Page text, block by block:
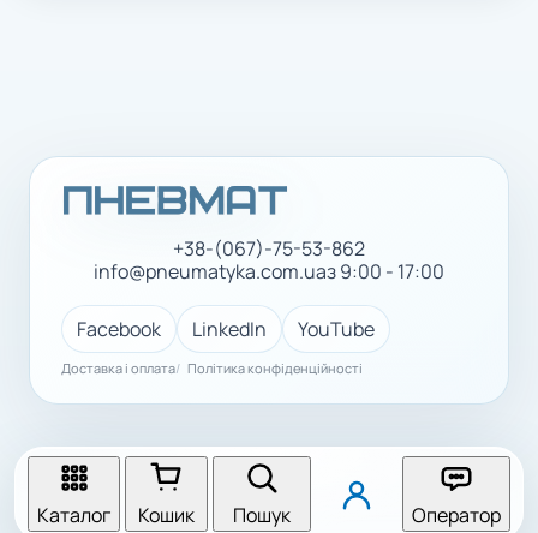
+38-(067)-75-53-862
info@pneumatyka.com.uaз 9:00 - 17:00
Facebook LinkedIn YouTube
Доставка і оплата Політика конфіденційності
Каталог Кошик Пошук Оператор